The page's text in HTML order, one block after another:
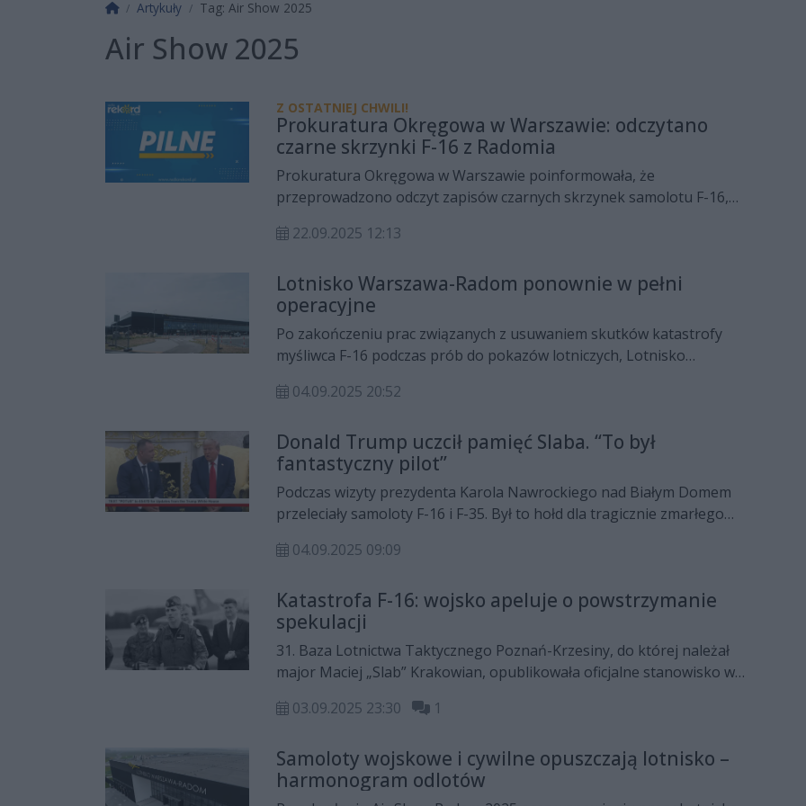
Strona główna
Artykuły Tag: Air Show 2025
Air Show 2025
Z OSTATNIEJ CHWILI!
Prokuratura Okręgowa w Warszawie: odczytano
czarne skrzynki F-16 z Radomia
Prokuratura Okręgowa w Warszawie poinformowała, że
przeprowadzono odczyt zapisów czarnych skrzynek samolotu F-16,
Radomiu. Wszystkie rejestratory są sprawne i zawierają zapis
22.09.2025 12:13
Lotnisko Warszawa-Radom ponownie w pełni
operacyjne
Po zakończeniu prac związanych z usuwaniem skutków katastrofy
myśliwca F-16 podczas prób do pokazów lotniczych, Lotnisko
04.09.2025 20:52
Donald Trump uczcił pamięć Slaba. “To był
fantastyczny pilot”
Podczas wizyty prezydenta Karola Nawrockiego nad Białym Domem
przeleciały samoloty F-16 i F-35. Był to hołd dla tragicznie zmarłego
Piloci wykonali formację o nazwie „Missing Man”.
04.09.2025 09:09
Katastrofa F-16: wojsko apeluje o powstrzymanie
spekulacji
31. Baza Lotnictwa Taktycznego Poznań-Krzesiny, do której należał
major Maciej „Slab” Krakowian, opublikowała oficjalne stanowisko w
prób do Air Show.
03.09.2025 23:30 1
Samoloty wojskowe i cywilne opuszczają lotnisko –
harmonogram odlotów